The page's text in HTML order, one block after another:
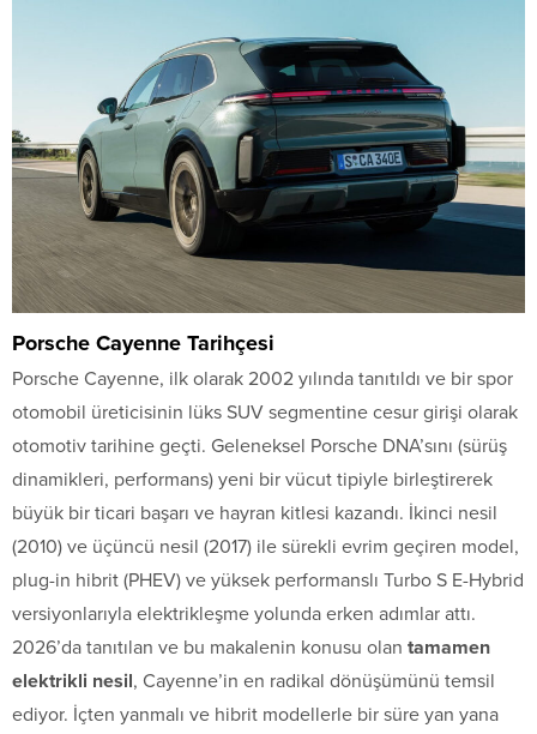
Porsche Cayenne Tarihçesi
Porsche Cayenne, ilk olarak 2002 yılında tanıtıldı ve bir spor
otomobil üreticisinin lüks SUV segmentine cesur girişi olarak
otomotiv tarihine geçti. Geleneksel Porsche DNA’sını (sürüş
dinamikleri, performans) yeni bir vücut tipiyle birleştirerek
büyük bir ticari başarı ve hayran kitlesi kazandı. İkinci nesil
(2010) ve üçüncü nesil (2017) ile sürekli evrim geçiren model,
plug-in hibrit (PHEV) ve yüksek performanslı Turbo S E-Hybrid
versiyonlarıyla elektrikleşme yolunda erken adımlar attı.
2026’da tanıtılan ve bu makalenin konusu olan tamamen
elektrikli nesil, Cayenne’in en radikal dönüşümünü temsil
ediyor. İçten yanmalı ve hibrit modellerle bir süre yan yana